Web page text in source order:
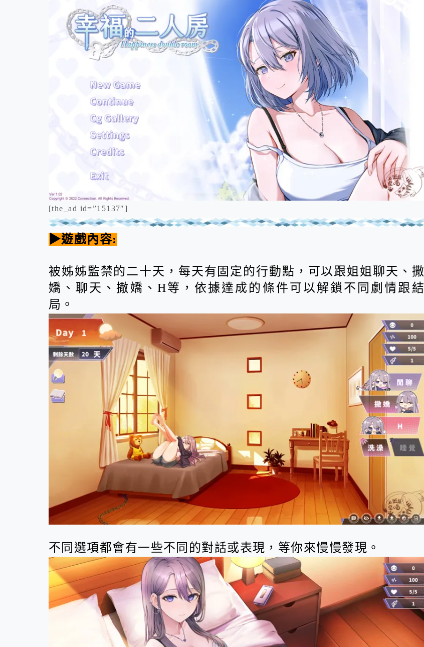
[the_ad id=”15137″]
▶遊戲內容:
被姊姊監禁的二十天，每天有固定的行動點，可以跟姐姐聊天、撒
嬌、聊天、撒嬌、H等，依據達成的條件可以解鎖不同劇情跟結
局。
不同選項都會有一些不同的對話或表現，等你來慢慢發現。